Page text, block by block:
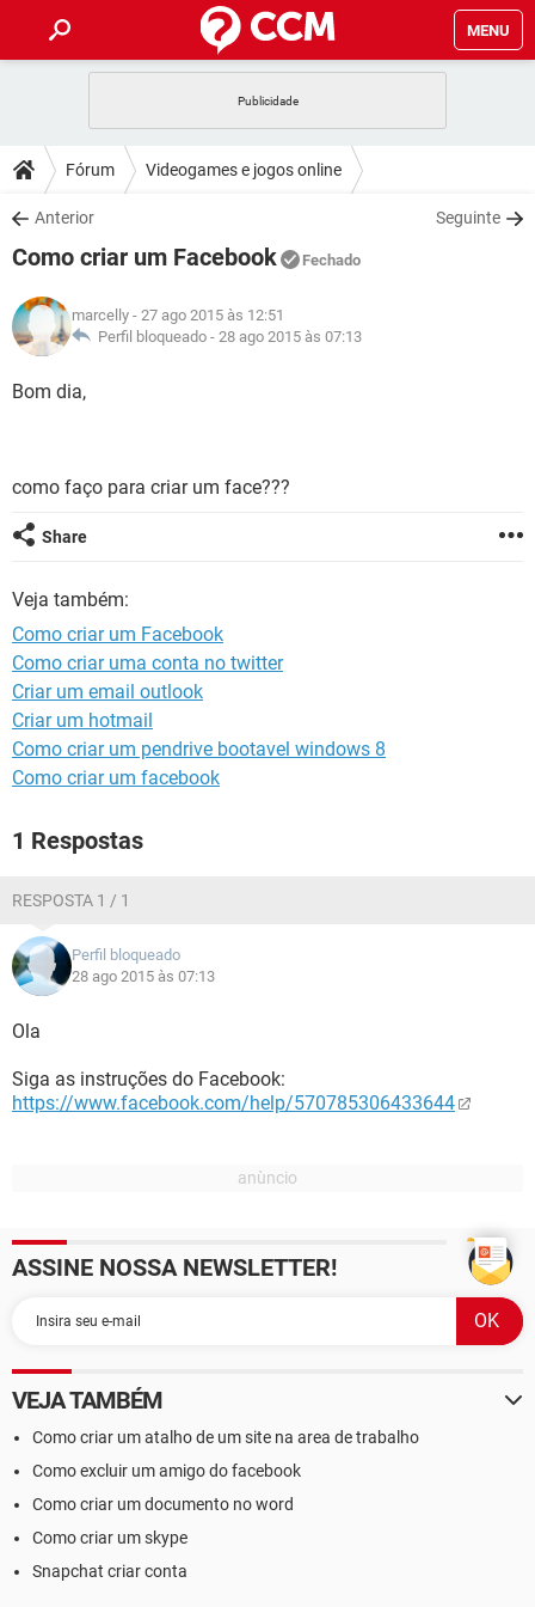
MENU
CELULAR FACEBOOK
OUTLOOK
INSTAGRAM GMAIL
GUIA DE COMPRAS
DICAS
JOGOS WHATSAPP
INSTAGRAM
GUIA DE COMPRAS
DOWNLOADS
JOGOS WHATSAPP
CELULAR
OUTLOOK EXCEL
INSTAGRAM
JOGOS
CELULAR
OUTLOOK
GUIA DE COMPRAS
GLOSSÁRIO
JOGOS
INSTAGRAM
GUIA DE COMPRAS
Fórum Videogames e jogos online
Anterior Seguinte
Como criar um Facebook Fechado
marcelly - 27 ago 2015 às 12:51
Perfil bloqueado - 28 ago 2015 às 07:13
Bom dia,
como faço para criar um face???
Share
Veja também:
Como criar um Facebook
Como criar uma conta no twitter
Criar um email outlook
Criar um hotmail
Como criar um pendrive bootavel windows 8
Como criar um facebook
1 Respostas
RESPOSTA 1 / 1
Perfil bloqueado
28 ago 2015 às 07:13
Ola
Siga as instruções do Facebook:
https://www.facebook.com/help/570785306433644
ASSINE NOSSA NEWSLETTER!
VEJA TAMBÉM
Como criar um atalho de um site na area de trabalho
Como excluir um amigo do facebook
Como criar um documento no word
Como criar um skype
Snapchat criar conta